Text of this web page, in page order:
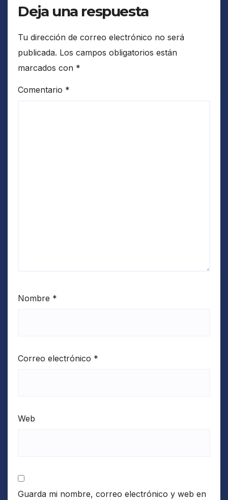
Deja una respuesta
Tu dirección de correo electrónico no será
publicada. Los campos obligatorios están
marcados con *
Comentario *
Nombre *
Correo electrónico *
Web
Guarda mi nombre, correo electrónico y web en